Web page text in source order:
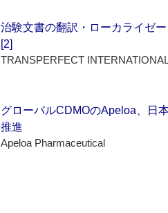
治験文書の翻訳・ローカライゼ
[2]
TRANSPERFECT
グローバルCDMOのApeloa、日
推進
Apeloa Pharmaceutical